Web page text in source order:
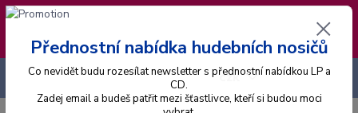
❣️ Od 4.8. do 13.8. čerpám dovolenou. Datum
expedice objednávek se posouvá na pátek
14.8.2026 🐋
CZK
+420 725 736 293
Přednostní nabídka hudebních nosičů
Co nevidět budu rozesílat newsletter s přednostní nabídkou LP a
CD.
Zadej email a budeš patřit mezi šťastlivce, kteří si budou moci